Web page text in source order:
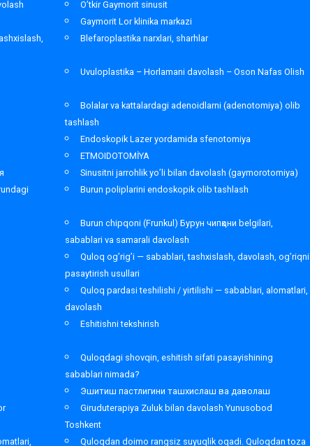
O’tkir Gaymorit sinusit
Gaymorit Lor klinika markazi
Blefaroplastika narxlari, sharhlar
Uvuloplastika – Horlamani davolash – Oson Nafas Olish
Bolalar va kattalardagi adenoidlarni (adenotomiya) olib
tashlash
Endoskopik Lazer yordamida sfenotomiya
ETMOIDOTOMİYA
Sinusitni jarrohlik yo’li bilan davolash (gaymorotomiya)
Burun poliplarini endoskopik olib tashlash
Burun chipqoni (Frunkul) Бурун чипқони belgilari,
sabablari va samarali davolash
Quloq og’rig’i — sabablari, tashxislash, davolash, og’riqni
pasaytirish usullari
Quloq pardasi teshilishi / yirtilishi — sabablari, alomatlari,
davolash
Eshitishni tekshirish
Quloqdagi shovqin, eshitish sifati pasayishining
sabablari nimada?
Эшитиш пастлигини ташхислаш ва даволаш
Giruduterapiya Zuluk bilan davolash Yunusobod
Toshkent
Quloqdan doimo rangsiz suyuqlik oqadi. Quloqdan toza